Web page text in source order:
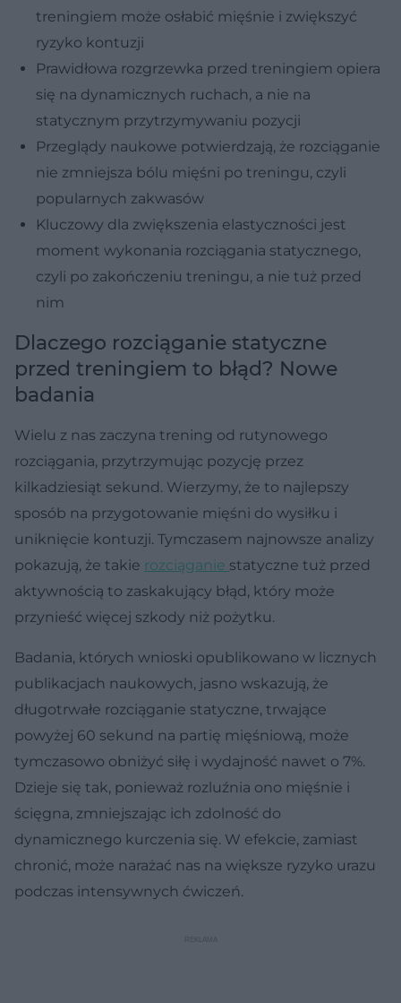
treningiem może osłabić mięśnie i zwiększyć
ryzyko kontuzji
Prawidłowa rozgrzewka przed treningiem opiera
się na dynamicznych ruchach, a nie na
statycznym przytrzymywaniu pozycji
Przeglądy naukowe potwierdzają, że rozciąganie
nie zmniejsza bólu mięśni po treningu, czyli
popularnych zakwasów
Kluczowy dla zwiększenia elastyczności jest
moment wykonania rozciągania statycznego,
czyli po zakończeniu treningu, a nie tuż przed
nim
Dlaczego rozciąganie statyczne
przed treningiem to błąd? Nowe
badania
Wielu z nas zaczyna trening od rutynowego
rozciągania, przytrzymując pozycję przez
kilkadziesiąt sekund. Wierzymy, że to najlepszy
sposób na przygotowanie mięśni do wysiłku i
uniknięcie kontuzji. Tymczasem najnowsze analizy
pokazują, że takie rozciąganie statyczne tuż przed
aktywnością to zaskakujący błąd, który może
przynieść więcej szkody niż pożytku.
Badania, których wnioski opublikowano w licznych
publikacjach naukowych, jasno wskazują, że
długotrwałe rozciąganie statyczne, trwające
powyżej 60 sekund na partię mięśniową, może
tymczasowo obniżyć siłę i wydajność nawet o 7%.
Dzieje się tak, ponieważ rozluźnia ono mięśnie i
ścięgna, zmniejszając ich zdolność do
dynamicznego kurczenia się. W efekcie, zamiast
chronić, może narażać nas na większe ryzyko urazu
podczas intensywnych ćwiczeń.